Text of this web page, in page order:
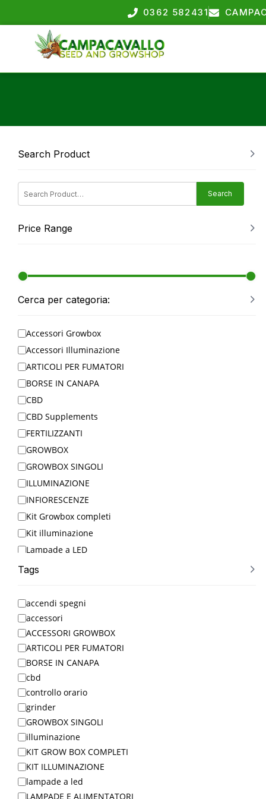
0362 582431
Search Product
Search
Price Range
Cerca per categoria:
Accessori Growbox
Accessori Illuminazione
ARTICOLI PER FUMATORI
BORSE IN CANAPA
CBD
CBD Supplements
FERTILIZZANTI
GROWBOX
GROWBOX SINGOLI
ILLUMINAZIONE
INFIORESCENZE
Kit Growbox completi
Kit illuminazione
Lampade a LED
Lampade e Alimentatori
MENO DI 30€
OLII
PIÙ VENDUTI
Riflettori
SEMI
SEMI AUTOFIORENTI
SEMI FEMMINIZZATI
TERRICCIO
Timers
Uncategorized
VASI
Ventilazione
Tags
accendi spegni
accessori
ACCESSORI GROWBOX
ARTICOLI PER FUMATORI
BORSE IN CANAPA
cbd
controllo orario
grinder
GROWBOX SINGOLI
illuminazione
KIT GROW BOX COMPLETI
KIT ILLUMINAZIONE
lampade a led
LAMPADE E ALIMENTATORI